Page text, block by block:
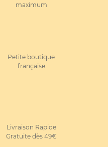
maximum
Petite boutique
française
Livraison Rapide
Gratuite dès 49€